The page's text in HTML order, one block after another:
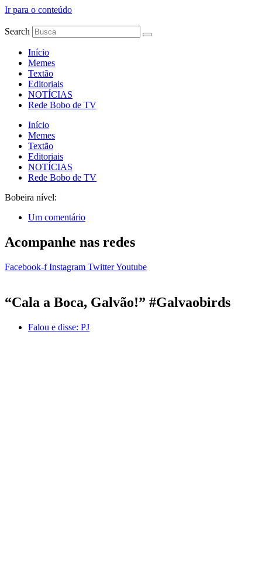
Ir para o conteúdo
Search
Início
Memes
Textão
Editoriais
NOTÍCIAS
Rede Bobo de TV
Início
Memes
Textão
Editoriais
NOTÍCIAS
Rede Bobo de TV
Bobeira nível:
Um comentário
Acompanhe nas redes
Facebook-f Instagram TwitterYoutube
“Cala a Boca, Galvão!” #Galvaobirds
Falou e disse: PJ